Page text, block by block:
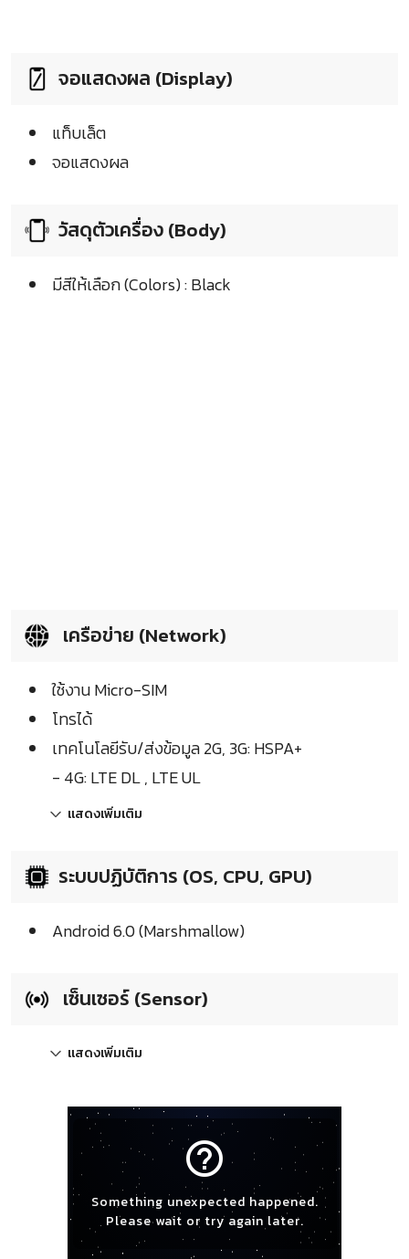
จอแสดงผล (Display)
แท็บเล็ต
จอแสดงผล
วัสดุตัวเครื่อง (Body)
มีสีให้เลือก (Colors) : Black
เครือข่าย (Network)
ใช้งาน Micro-SIM
โทรได้
เทคโนโลยีรับ/ส่งข้อมูล 2G, 3G: HSPA+
- 4G: LTE DL , LTE UL
แสดงเพิ่มเติม
ระบบปฏิบัติการ (OS, CPU, GPU)
Android 6.0 (Marshmallow)
เซ็นเซอร์ (Sensor)
แสดงเพิ่มเติม
help_outline
Something unexpected happened.
Please wait or try again later.